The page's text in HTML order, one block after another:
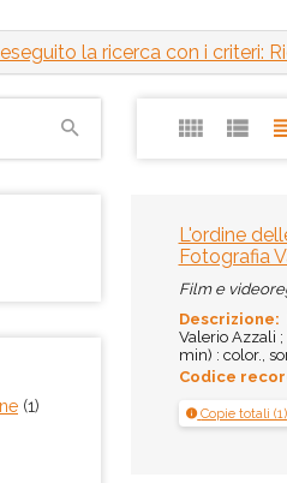
la ricerca con i criteri:
L'ordine
Fotografia
Film e
Descrizione:
Valerio Azzali
min) : color.,
Codice
Copie totali (1)
(1)